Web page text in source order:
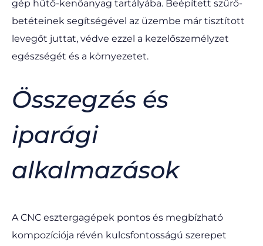
gép hűtő-kenőanyag tartályába. Beépített szűrő-
betéteinek segítségével az üzembe már tisztított
levegőt juttat, védve ezzel a kezelőszemélyzet
egészségét és a környezetet.
Összegzés és
iparági
alkalmazások
A CNC esztergagépek pontos és megbízható
kompozíciója révén kulcsfontosságú szerepet